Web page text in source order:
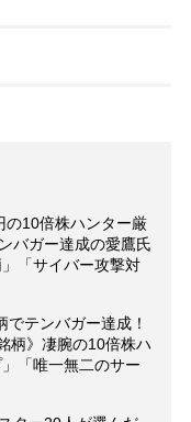
10倍株ハンター厳
バガー達成の愛鷹氏
「サイバー攻撃対
テンバガー達成！
柄》凄腕の10倍株ハ
「唯一無二のサー